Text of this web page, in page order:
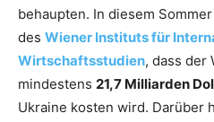
behaupten. In diesem
des Wiener Instituts für
Wirtschaftsstudien, dass der
mindestens 21,7 Milliarden
Ukraine kosten wird. Darüber